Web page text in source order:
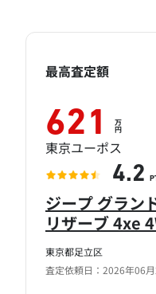
東京都足立区
査定依頼日：2026年06
ジープ グラン
リザーブ 4xe
最高査定額
621 万
円
東京ユーポス
4.2